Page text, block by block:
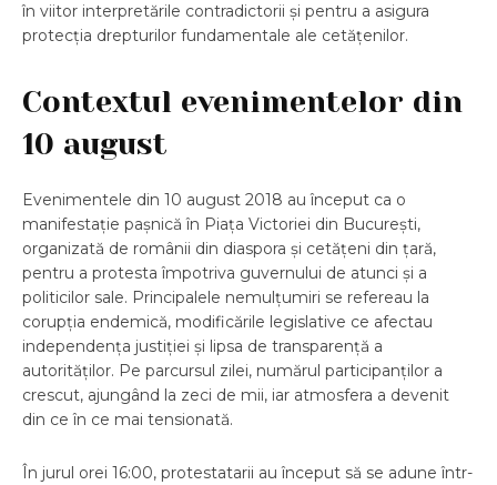
în viitor interpretările contradictorii și pentru a asigura
protecția drepturilor fundamentale ale cetățenilor.
Contextul evenimentelor din
10 august
Evenimentele din 10 august 2018 au început ca o
manifestație pașnică în Piața Victoriei din București,
organizată de românii din diaspora și cetățeni din țară,
pentru a protesta împotriva guvernului de atunci și a
politicilor sale. Principalele nemulțumiri se refereau la
corupția endemică, modificările legislative ce afectau
independența justiției și lipsa de transparență a
autorităților. Pe parcursul zilei, numărul participanților a
crescut, ajungând la zeci de mii, iar atmosfera a devenit
din ce în ce mai tensionată.
În jurul orei 16:00, protestatarii au început să se adune într-